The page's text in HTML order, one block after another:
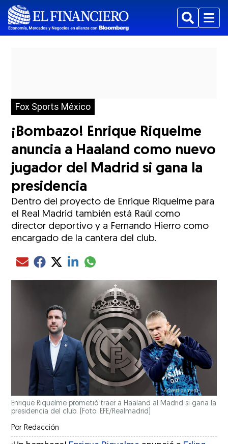
BuscarMenu
Fox Sports México
¡Bombazo! Enrique Riquelme
anuncia a Haaland como nuevo
jugador del Madrid si gana la
presidencia
Dentro del proyecto de Enrique Riquelme para
el Real Madrid también está Raúl como
director deportivo y a Fernando Hierro como
encargado de la cantera del club.
Compartir el artículo actual mediante Email
Compartir el artículo actual mediante Facebook
Compartir el artículo actual mediante Twitter
Compartir el artículo actual mediante LinkedIn
Compartir el artículo actual mediante
Enrique Riquelme prometió traer a Haaland al Madrid si gana la
presidencia del club. (Foto: EFE/Realmadrid)
Por Redacción